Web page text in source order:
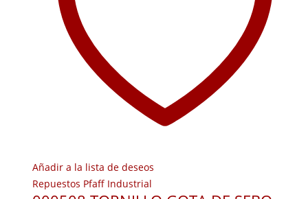
Añadir a la lista de deseos
Repuestos Pfaff Industrial